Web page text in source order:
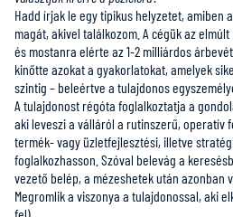
Hadd írjak le egy tipikus helyzetet, amiben
magát, akivel találkozom. A cégük az
és mostanra elérte az 1-2 milliárdos
kinőtte azokat a gyakorlatokat, amelyek
szintig – beleértve a tulajdonos
A tulajdonost régóta foglalkoztatja a
aki leveszi a válláról a rutinszerű, operatív
termék- vagy üzletfejlesztési, illetve
foglalkozhasson. Szóval belevág a
vezető belép, a mézeshetek után azonban
Megromlik a viszonya a tulajdonossal, aki